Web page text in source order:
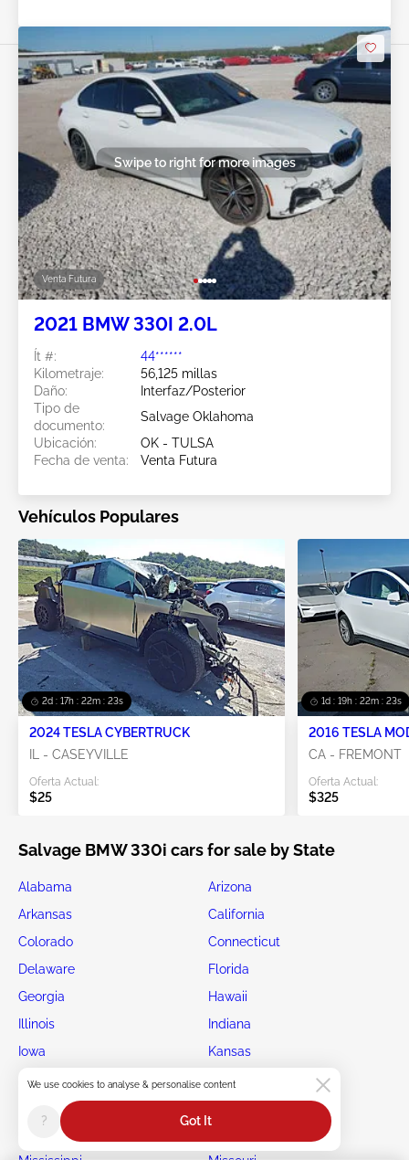
Venta Futura
Swipe to right for more images
2021 BMW 330I 2.0L
Ít #:
44******
Kilometraje:
56,125 millas
Daño:
Interfaz/Posterior
Tipo de
documento:
Salvage Oklahoma
Ubicación:
OK - TULSA
Fecha de venta:
Venta Futura
Vehículos Populares
2d : 17h : 22m : 20s
2024 TESLA CYBERTRUCK
IL - CASEYVILLE
Oferta Actual:
$25
1d : 19h : 22m : 20s
2016 TESLA
CA - FREMONT
Oferta Actual:
$325
Salvage BMW 330i cars for sale by State
Alabama
Arizona
Arkansas
California
Colorado
Connecticut
Delaware
Florida
Georgia
Hawaii
Illinois
Indiana
Iowa
Kansas
Kentucky
Louisiana
Maryland
Michigan
We use cookies to analyse & personalise content
? Got It